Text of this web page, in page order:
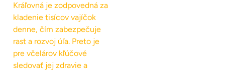
Kráľovná je zodpovedná za
kladenie tisícov vajíčok
denne, čím zabezpečuje
rast a rozvoj úľa. Preto je
pre včelárov kľúčové
sledovať jej zdravie a